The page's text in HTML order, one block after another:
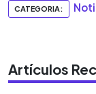
CATEGORIA:
Artículos